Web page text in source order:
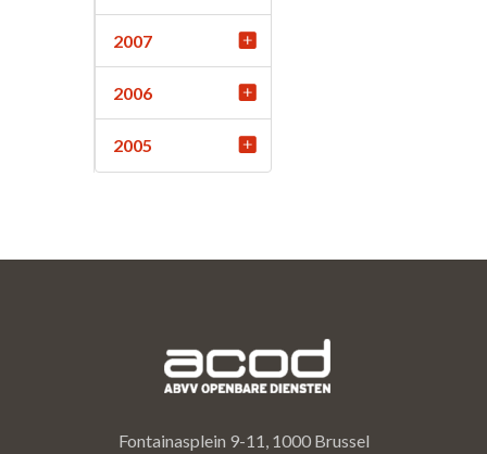
2007
2006
2005
Fontainasplein 9-11, 1000 Brussel